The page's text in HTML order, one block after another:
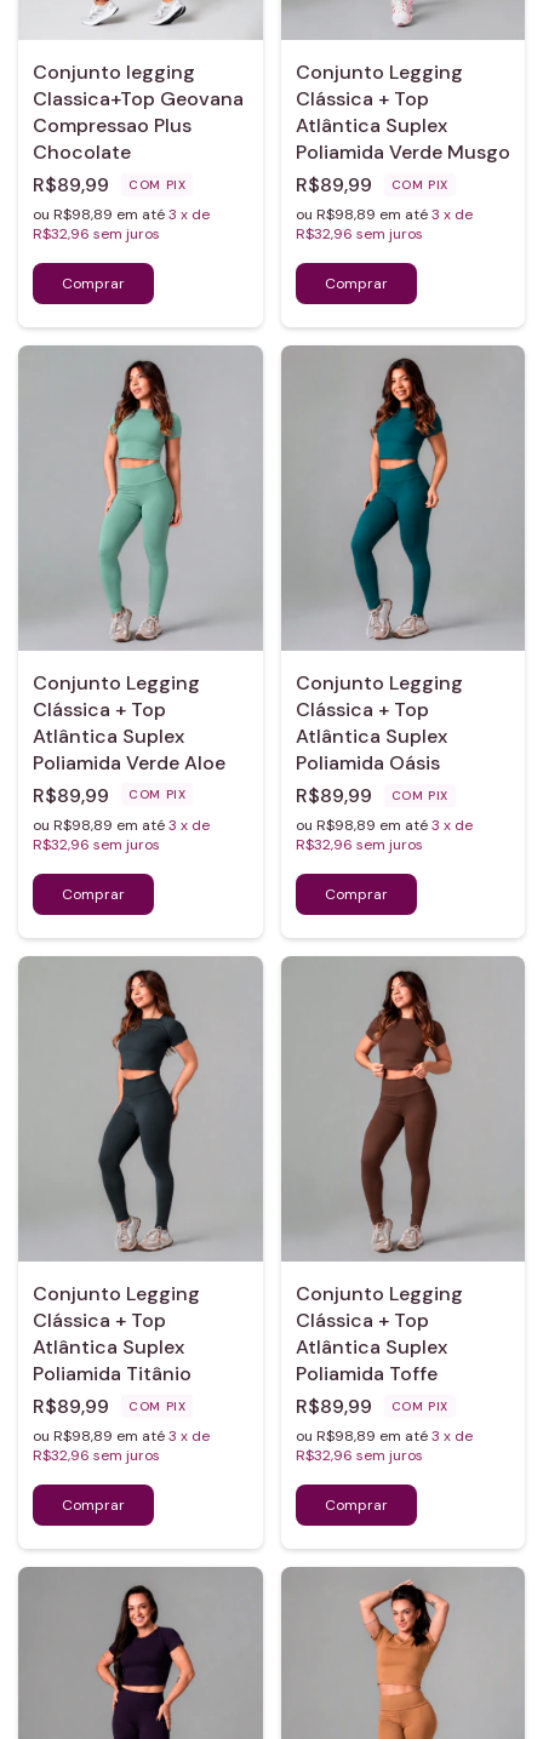
Conjunto legging
Classica+Top Geovana
Compressao Plus
Chocolate
R$89,99
COM PIX
ou R$98,89 em até3 x de
R$32,96 sem juros
Conjunto Legging
Clássica + Top
Atlântica Suplex
Poliamida Verde Musgo
R$89,99
COM PIX
ou R$98,89 em até3 x de
R$32,96 sem juros
Conjunto Legging
Clássica + Top
Atlântica Suplex
Poliamida Verde Aloe
R$89,99
COM PIX
ou R$98,89 em até3 x de
R$32,96 sem juros
Conjunto Legging
Clássica + Top
Atlântica Suplex
Poliamida Oásis
R$89,99
COM PIX
ou R$98,89 em até3 x de
R$32,96 sem juros
Conjunto Legging
Clássica + Top
Atlântica Suplex
Poliamida Titânio
R$89,99
COM PIX
ou R$98,89 em até3 x de
R$32,96 sem juros
Conjunto Legging
Clássica + Top
Atlântica Suplex
Poliamida Toffe
R$89,99
COM PIX
ou R$98,89 em até3 x de
R$32,96 sem juros